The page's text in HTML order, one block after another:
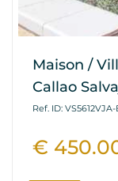
Maison /
Callao
Ref. ID: VS5612VJA-
€